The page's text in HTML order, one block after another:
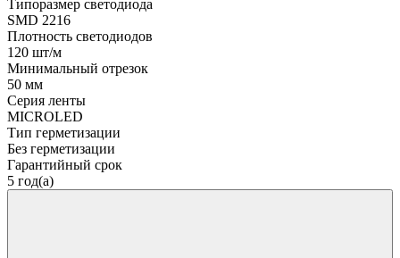
Типоразмер светодиода
SMD 2216
Плотность светодиодов
120 шт/м
Минимальный отрезок
50 мм
Серия ленты
MICROLED
Тип герметизации
Без герметизации
Гарантийный срок
5 год(а)